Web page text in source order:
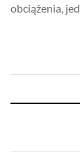
obciążenia,